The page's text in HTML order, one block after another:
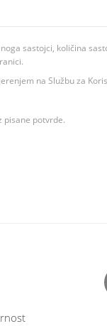
sastojci, količina
na Službu za
pisane potvrde.